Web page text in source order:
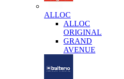
ALLOC
ALLOC
ORIGINAL
GRAND
AVENUE